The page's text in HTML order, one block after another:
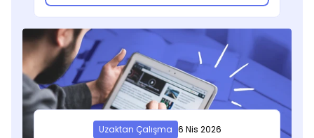
Uzaktan Çalışma 6 Nis 2026